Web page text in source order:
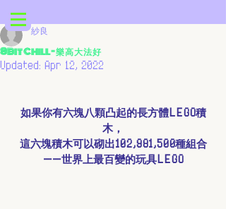
8Bit Chill - 樂 高 大 法 好
紗良
Updated: Apr 12, 2022
如果你有六塊八顆凸起的長方體LEGO積
木，
這六塊積木可以砌出102,981,500種組合
——世界上最百變的玩具LEGO